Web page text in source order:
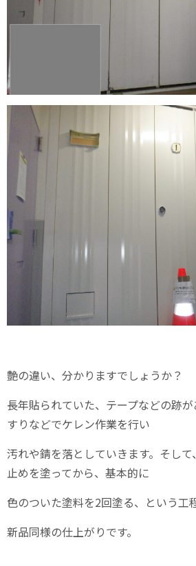
艶の違い、分かりますでしょうか？
長年貼られていた、テープなどの跡
すりなどでケレン作業を行い
汚れや錆を落としていきます。そし
止めを塗ってから、基本的に
色のついた塗料を2回塗る、という工
新品同様の仕上がりです。